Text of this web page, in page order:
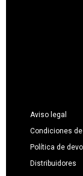
Aviso legal
Condiciones
Política de
Distribuidores